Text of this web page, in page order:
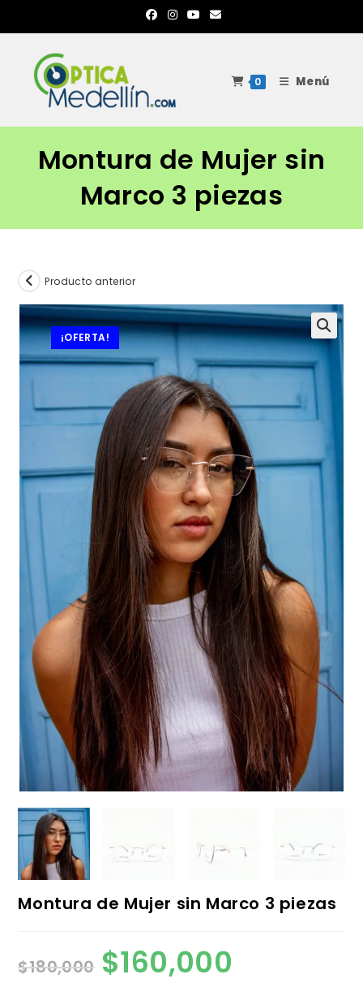
al
contenido
0 Menú
Montura de Mujer sin
Marco 3 piezas
¡OFERTA!
Producto anterior
Montura de Mujer sin Marco 3 piezas
$180,000
El
precio
original
$160,000